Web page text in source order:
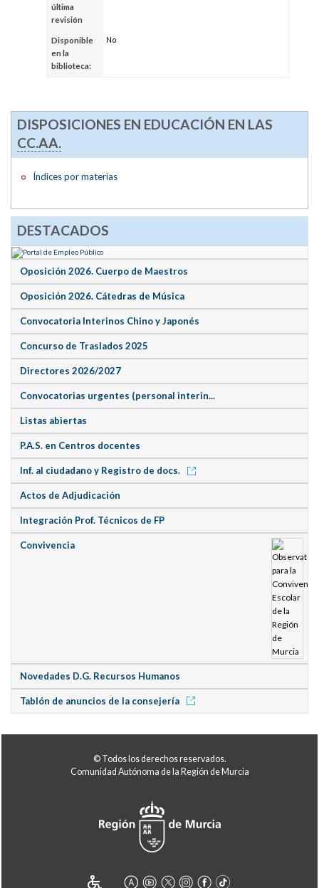
última
revisión
Disponible
en la
biblioteca:
No
DISPOSICIONES EN EDUCACIÓN EN LAS
CC.AA.
Índices por materias
DESTACADOS
Oposición 2026. Cuerpo de Maestros
Oposición 2026. Cátedras de Música
Convocatoria Interinos Chino y Japonés
Concurso de Traslados 2025
Directores 2026/2027
Convocatorias urgentes (personal interin...
Listas abiertas
P.A.S. en Centros docentes
Inf. al ciudadano y Registro de docs.
Actos de Adjudicación
Integración Prof. Técnicos de FP
Convivencia
Novedades D.G. Recursos Humanos
Tablón de anuncios de la consejería
© Todos los derechos reservados.
Comunidad Autónoma de la Región de Murcia